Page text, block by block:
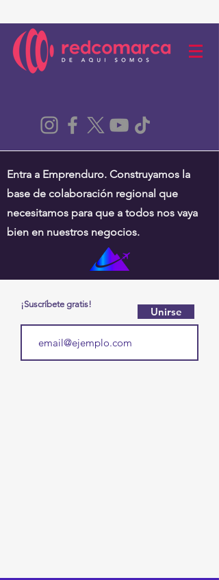
Entra a Emprenduro. Construyamos la
base de colaboración regional que
necesitamos para que a todos nos vaya
bien en nuestros negocios.
¡Suscríbete gratis!
Unirse